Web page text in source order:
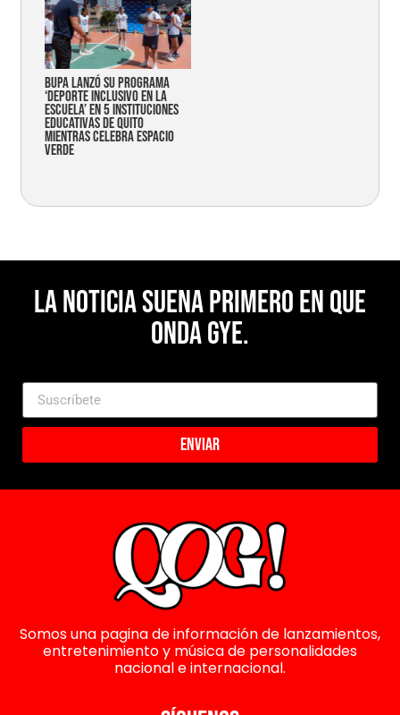
Bupa lanzó su programa
‘Deporte Inclusivo en la
Escuela’ en 5 instituciones
educativas de Quito
mientras celebra espacio
verde
La noticia suena primero en Que
Onda Gye.
Enviar
Somos una pagina de información de lanzamientos,
entretenimiento y música de personalidades
nacional e internacional.